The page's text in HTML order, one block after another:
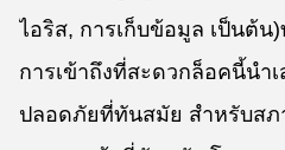
ไอริส, การเก็บข้อมูล เป็นต้
การเข้าถึงที่สะดวกล็อคนี้นํา
ปลอดภัยที่ทันสมัย สําหรับส